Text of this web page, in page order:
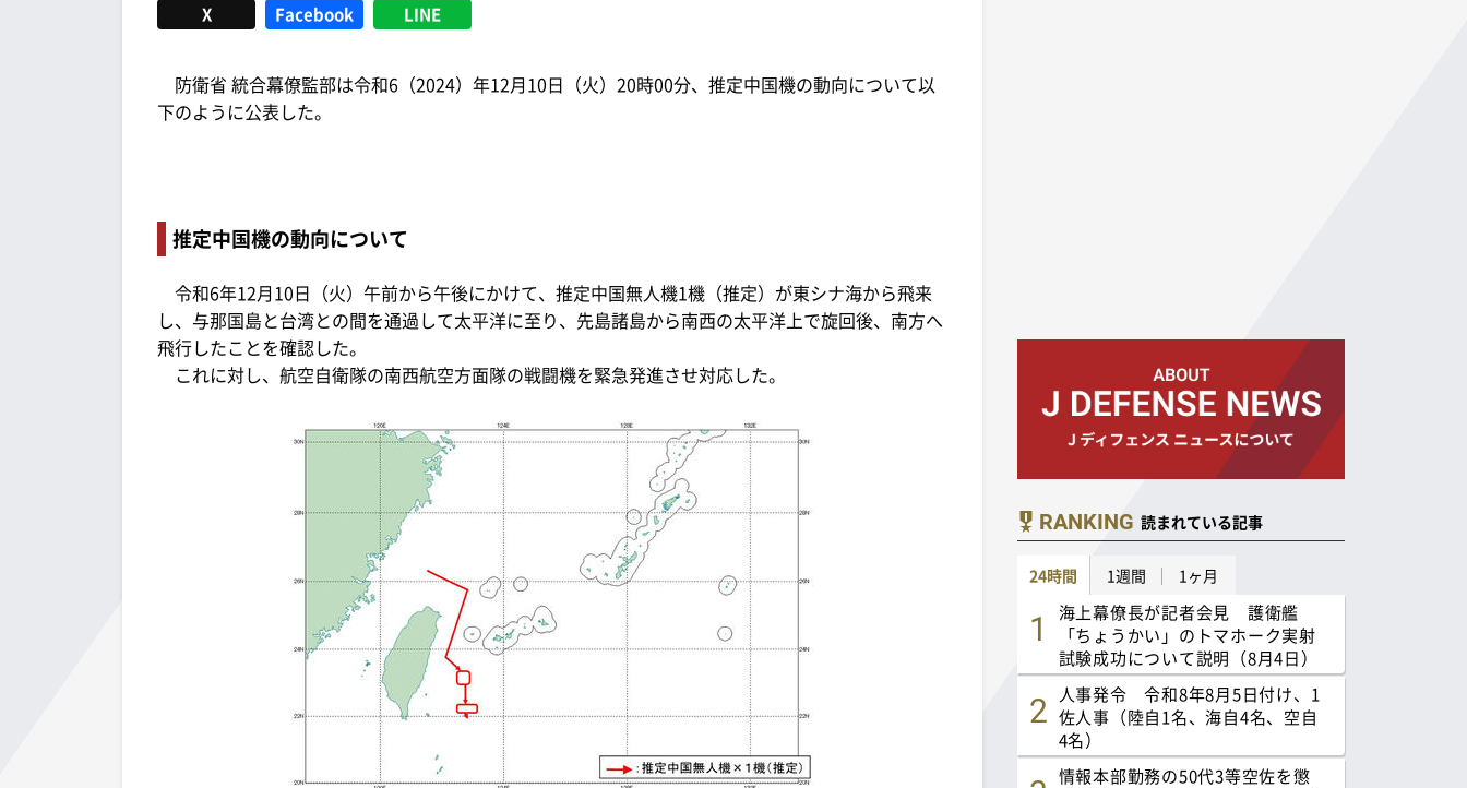
X Facebook LINE
防衛省 統合幕僚監部は令和6（2024）年12月10日（火）20時00分、推定中国機の動向について以
下のように公表した。
推定中国機の動向について
令和6年12月10日（火）午前から午後にかけて、推定中国無人機1機（推定）が東シナ海から飛来
し、与那国島と台湾との間を通過して太平洋に至り、先島諸島から南西の太平洋上で旋回後、南方へ
飛行したことを確認した。
これに対し、航空自衛隊の南西航空方面隊の戦闘機を緊急発進させ対応した。
RANKING 読まれている記事
24時間 1週間 1ヶ月
海上幕僚長が記者会見 護衛艦
「ちょうかい」のトマホーク実射
試験成功について説明（8月4日）
人事発令 令和8年8月5日付け、1
佐人事（陸自1名、海自4名、空自
4名）
情報本部勤務の50代3等空佐を懲